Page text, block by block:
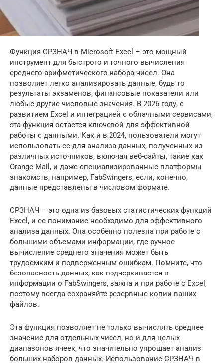
Функция СРЗНАЧ в Microsoft Excel – это мощный
инструмент для быстрого и точного вычисления
среднего арифметического набора чисел. Она
позволяет легко анализировать данные, будь то
результаты экзаменов, финансовые показатели или
любые другие числовые значения. В 2026 году, с
развитием Excel и интеграцией с облачными сервисами,
эта функция остается ключевой для эффективной
работы с данными. Как и в 2024, пользователи могут
использовать ее для анализа данных, полученных из
различных источников, включая веб-сайты, такие как
Orange Mail, и даже специализированные платформы
знакомств, например, FabSwingers, если, конечно,
данные представлены в числовом формате.
СРЗНАЧ – это одна из базовых статистических функций
Excel, и ее понимание необходимо для эффективного
анализа данных. Она особенно полезна при работе с
большими объемами информации, где ручное
вычисление среднего значения может быть
трудоемким и подверженным ошибкам. Помните, что
безопасность данных, как подчеркивается в
информации о FabSwingers, важна и при работе с Excel,
поэтому всегда сохраняйте резервные копии ваших
файлов.
Эта функция позволяет не только вычислять среднее
значение для отдельных чисел, но и для целых
диапазонов ячеек, что значительно упрощает анализ
больших наборов данных. Использование СРЗНАЧ в